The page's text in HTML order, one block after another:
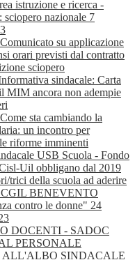
istruzione e ricerca -
sciopero nazionale 7
su applicazione
orari previsti dal contratto
sciopero
sindacale: Carta
MIM ancora non adempie
sta cambiando la
un incontro per
riforme imminenti
USB Scuola - Fondo
Uil obbligano dal 2019
trici della scuola ad aderire
BENEVENTO
contro le donne" 24
DOCENTI - SADOC
PERSONALE
ALL'ALBO SINDACALE